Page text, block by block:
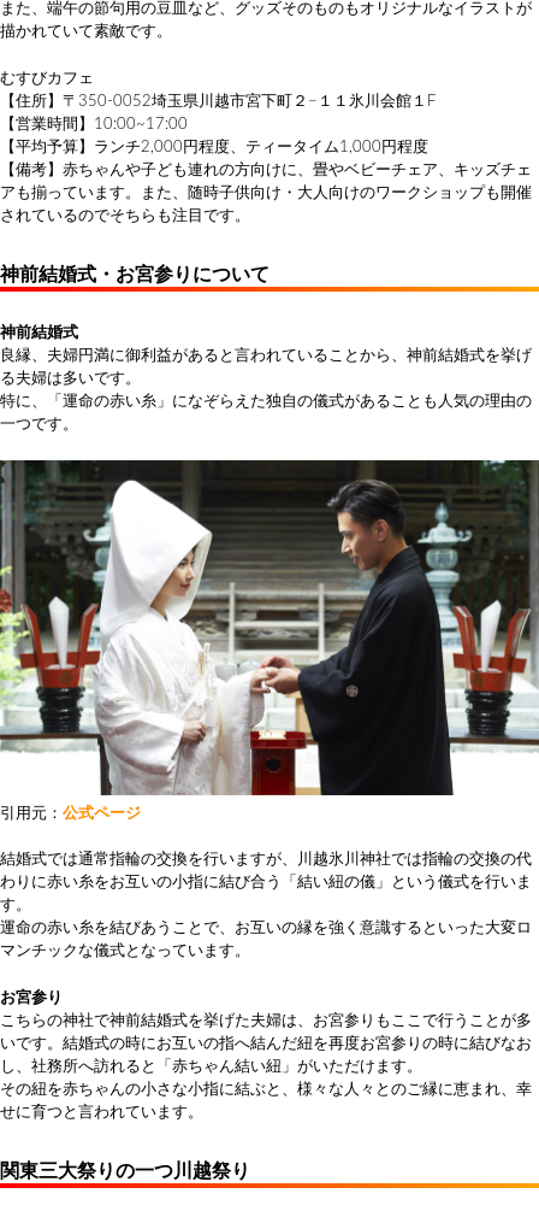
また、端午の節句用の豆皿など、グッズそのものもオリジナルなイラストが
描かれていて素敵です。
むすびカフェ
【住所】〒350-0052埼玉県川越市宮下町２−１１氷川会館１F
【営業時間】10:00~17:00
【平均予算】ランチ2,000円程度、ティータイム1,000円程度
【備考】赤ちゃんや子ども連れの方向けに、畳やベビーチェア、キッズチェ
アも揃っています。また、随時子供向け・大人向けのワークショップも開催
されているのでそちらも注目です。
神前結婚式・お宮参りについて
神前結婚式
良縁、夫婦円満に御利益があると言われていることから、神前結婚式を挙げ
る夫婦は多いです。
特に、「運命の赤い糸」になぞらえた独自の儀式があることも人気の理由の
一つです。
引用元： 公式ページ
結婚式では通常指輪の交換を行いますが、川越氷川神社では指輪の交換の代
わりに赤い糸をお互いの小指に結び合う「結い紐の儀」という儀式を行いま
す。
運命の赤い糸を結びあうことで、お互いの縁を強く意識するといった大変ロ
マンチックな儀式となっています。
お宮参り
こちらの神社で神前結婚式を挙げた夫婦は、お宮参りもここで行うことが多
いです。結婚式の時にお互いの指へ結んだ紐を再度お宮参りの時に結びなお
し、社務所へ訪れると「赤ちゃん結い紐」がいただけます。
その紐を赤ちゃんの小さな小指に結ぶと、様々な人々とのご縁に恵まれ、幸
せに育つと言われています。
関東三大祭りの一つ川越祭り